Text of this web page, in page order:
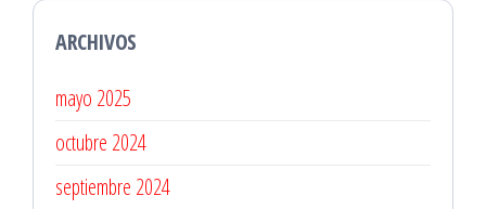
ARCHIVOS
mayo 2025
octubre 2024
septiembre 2024